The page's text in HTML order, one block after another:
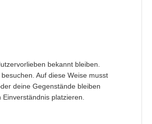
bekannt bleiben.
Auf diese Weise musst
deine Gegenstände bleiben
platzieren.